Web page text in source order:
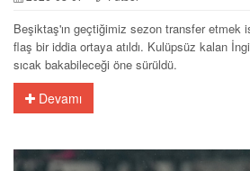
Beşiktaş'ın geçtiğimiz sezon transfer etmek
flaş bir iddia ortaya atıldı. Kulüpsüz kalan
sıcak bakabileceği öne sürüldü.
Devamı